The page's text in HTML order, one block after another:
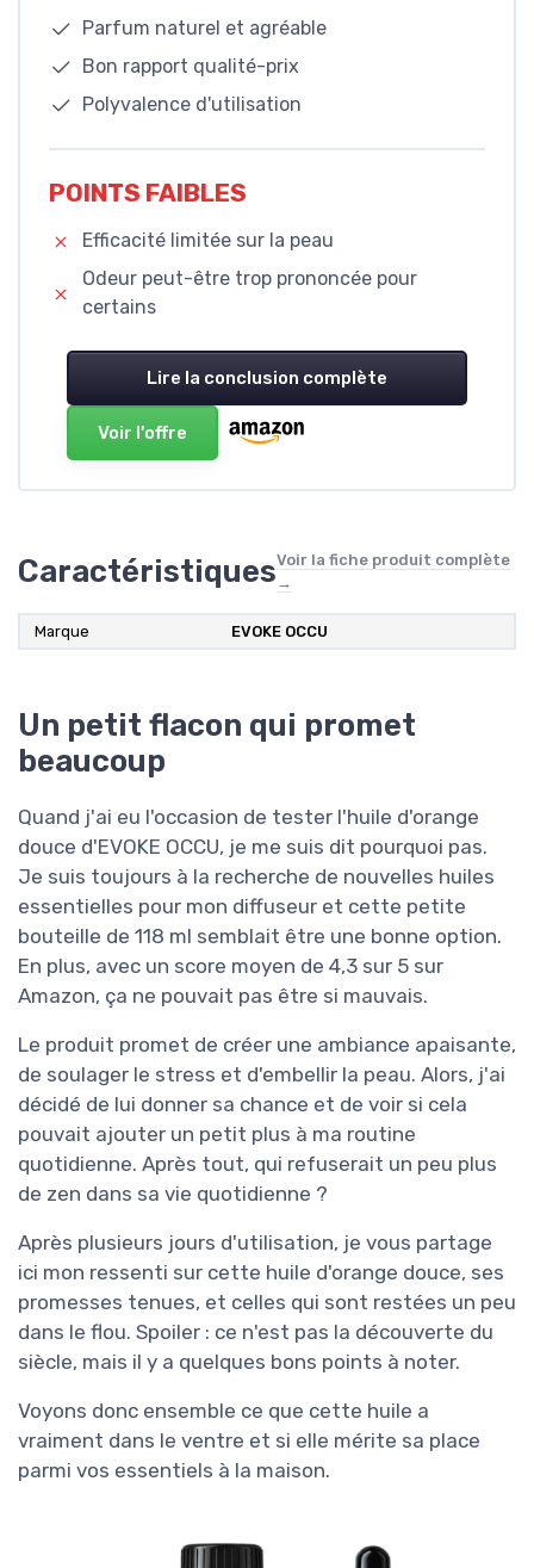
Parfum naturel et agréable
Bon rapport qualité-prix
Polyvalence d'utilisation
POINTS FAIBLES
Efficacité limitée sur la peau
Odeur peut-être trop prononcée pour
certains
Lire la conclusion complète
Voir l'offre
CaractéristiquesVoir la fiche produit complète
→
Marque ‎EVOKE OCCU
Un petit flacon qui promet
beaucoup
Quand j'ai eu l'occasion de tester l'huile d'orange
douce d'EVOKE OCCU, je me suis dit pourquoi pas.
Je suis toujours à la recherche de nouvelles huiles
essentielles pour mon diffuseur et cette petite
bouteille de 118 ml semblait être une bonne option.
En plus, avec un score moyen de 4,3 sur 5 sur
Amazon, ça ne pouvait pas être si mauvais.
Le produit promet de créer une ambiance apaisante,
de soulager le stress et d'embellir la peau. Alors, j'ai
décidé de lui donner sa chance et de voir si cela
pouvait ajouter un petit plus à ma routine
quotidienne. Après tout, qui refuserait un peu plus
de zen dans sa vie quotidienne ?
Après plusieurs jours d'utilisation, je vous partage
ici mon ressenti sur cette huile d'orange douce, ses
promesses tenues, et celles qui sont restées un peu
dans le flou. Spoiler : ce n'est pas la découverte du
siècle, mais il y a quelques bons points à noter.
Voyons donc ensemble ce que cette huile a
vraiment dans le ventre et si elle mérite sa place
parmi vos essentiels à la maison.